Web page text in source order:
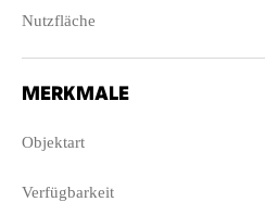
Nutzfläche
MERKMALE
Objektart
Verfügbarkeit